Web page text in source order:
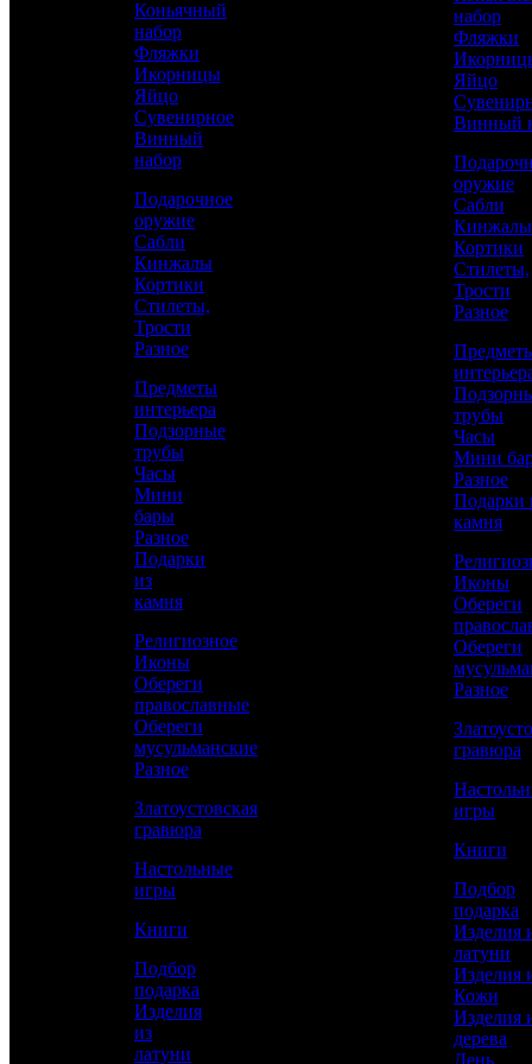
никелем и золотом
Аристократ
23 февраля
11 450 р.
Сравнить товар
Рассчитать доставку СДЭК
РАССЧИТАТЬ
Слесарные, Полировка, Рисовка кистью,
Гравирование по лаку, Травление,
Коньячный
набор
Фляжки
Икорницы
Яйцо
Сувенирное
Винный
набор
Подарочное
оружие
Сабли
Кинжалы
Кортики
Стилеты,
Трости
Разное
Предметы
интерьера
Подзорные
трубы
Часы
Мини
бары
Разное
Подарки
из
камня
Религиозное
Иконы
Обереги
православные
Обереги
мусульманские
Разное
Златоустовская
гравюра
Настольные
игры
Книги
Подбор
подарка
Изделия
из
латуни
набор
Фляжки
Яйцо
Винный
оружие
Сабли
Кинжалы
Кортики
Стилеты,
Трости
Разное
трубы
Часы
Мини
Разное
Подарки
камня
Иконы
Обереги
Обереги
Разное
гравюра
игры
Книги
Подбор
подарка
Изделия
латуни
Изделия
Кожи
Изделия
дерева
День